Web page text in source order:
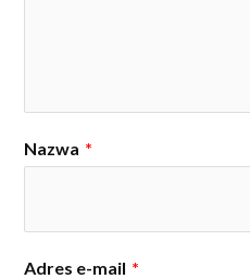
Nazwa *
Adres e-mail *